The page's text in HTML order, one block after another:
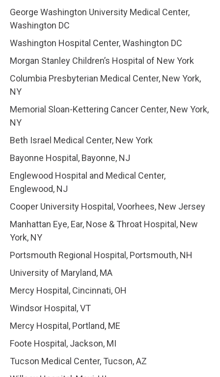
George Washington University Medical Center,
Washington DC
Washington Hospital Center, Washington DC
Morgan Stanley Children’s Hospital of New York
Columbia Presbyterian Medical Center, New York,
NY
Memorial Sloan-Kettering Cancer Center, New York,
NY
Beth Israel Medical Center, New York
Bayonne Hospital, Bayonne, NJ
Englewood Hospital and Medical Center,
Englewood, NJ
Cooper University Hospital, Voorhees, New Jersey
Manhattan Eye, Ear, Nose & Throat Hospital, New
York, NY
Portsmouth Regional Hospital, Portsmouth, NH
University of Maryland, MA
Mercy Hospital, Cincinnati, OH
Windsor Hospital, VT
Mercy Hospital, Portland, ME
Foote Hospital, Jackson, MI
Tucson Medical Center, Tucson, AZ